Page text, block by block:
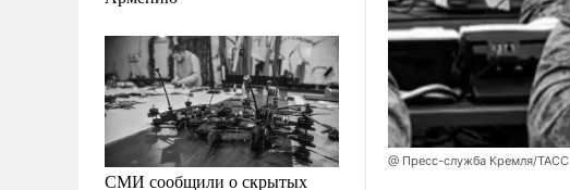
СМИ сообщили о скрытых
@ Пресс-служба Кремля/ТАСС